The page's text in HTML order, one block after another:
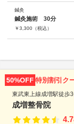
鍼灸
鍼灸施術 30分
￥3,300 （税込）
50%OFF 特別割引ク
東武東上線成増駅徒歩
成増整骨院